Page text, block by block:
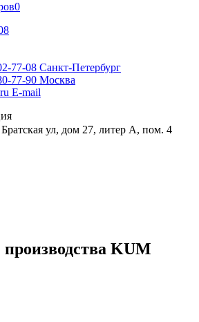
0
77-08 Санкт-Петербург
77-90 Москва
E-mail
ул, дом 27, литер А, пом. 4
KUM